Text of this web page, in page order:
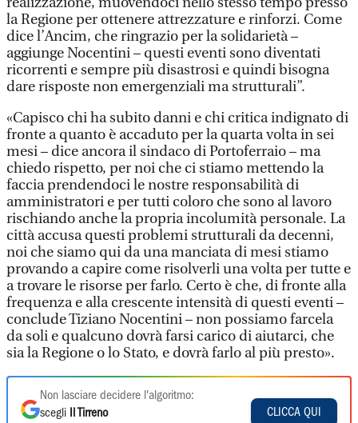
la Regione per ottenere attrezzature e rinforzi. Come
dice l’Ancim, che ringrazio per la solidarietà –
aggiunge Nocentini – questi eventi sono diventati
ricorrenti e sempre più disastrosi e quindi bisogna
dare risposte non emergenziali ma strutturali”.
«Capisco chi ha subito danni e chi critica indignato di
fronte a quanto è accaduto per la quarta volta in sei
mesi – dice ancora il sindaco di Portoferraio – ma
chiedo rispetto, per noi che ci stiamo mettendo la
faccia prendendoci le nostre responsabilità di
amministratori e per tutti coloro che sono al lavoro
rischiando anche la propria incolumità personale. La
città accusa questi problemi strutturali da decenni,
noi che siamo qui da una manciata di mesi stiamo
provando a capire come risolverli una volta per tutte e
a trovare le risorse per farlo. Certo è che, di fronte alla
frequenza e alla crescente intensità di questi eventi –
conclude Tiziano Nocentini – non possiamo farcela
da soli e qualcuno dovrà farsi carico di aiutarci, che
sia la Regione o lo Stato, e dovrà farlo al più presto».
Non lasciare decidere l'algoritmo:
scegli
Il Tirreno
CLICCA QUI